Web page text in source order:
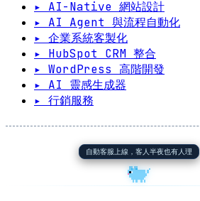
▸ AI-Native 網站設計
▸ AI Agent 與流程自動化
▸ 企業系統客製化
▸ HubSpot CRM 整合
▸ WordPress 高階開發
▸ AI 靈感生成器
▸ 行銷服務
自動客服上線，客人半夜也有人理